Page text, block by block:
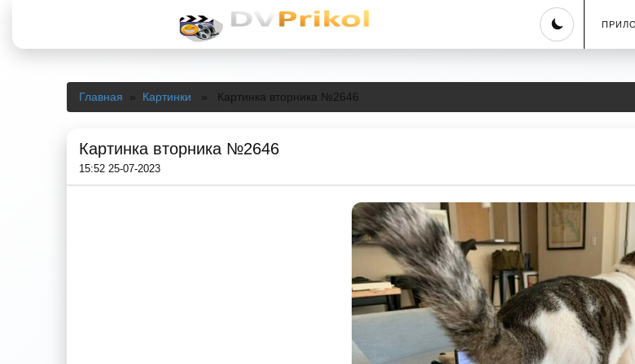
Skip
Главная » Картинки » Картинка вторника №2646
Картинка вторника №2646
15:52 25-07-2023